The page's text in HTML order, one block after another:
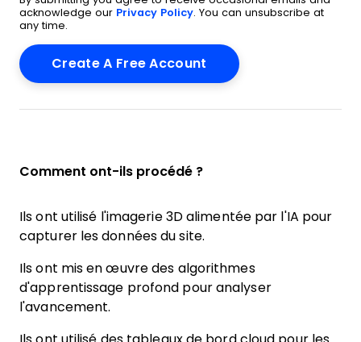
acknowledge our Privacy Policy. You can unsubscribe at
any time.
Comment ont-ils procédé ?
Ils ont utilisé l'imagerie 3D alimentée par l'IA pour
capturer les données du site.
Ils ont mis en œuvre des algorithmes
d'apprentissage profond pour analyser
l'avancement.
Ils ont utilisé des tableaux de bord cloud pour les